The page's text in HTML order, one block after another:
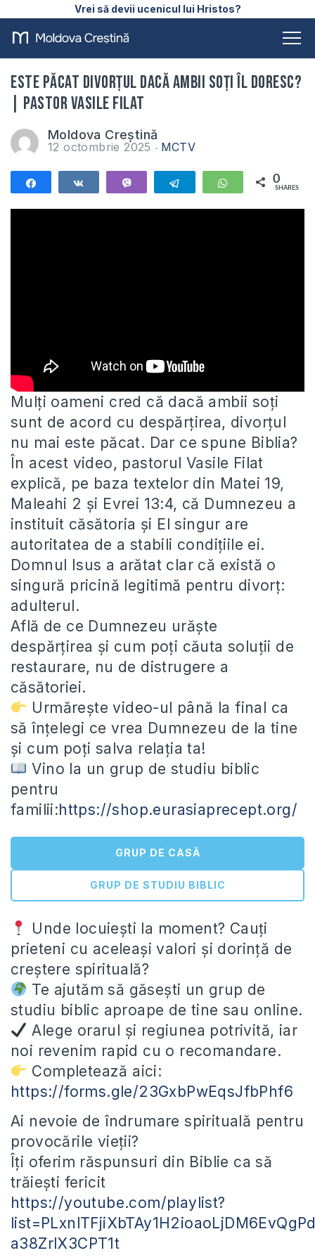
Vrei să devii ucenicul lui Hristos?
Este păcat divorțul dacă ambii soți îl doresc?
| Pastor Vasile Filat
Moldova Creștină
12 octombrie 2025 MCTV
Telegram WhatsApp
0
SHARES
Mulți oameni cred că dacă ambii soți
sunt de acord cu despărțirea, divorțul
nu mai este păcat. Dar ce spune Biblia?
În acest video, pastorul Vasile Filat
explică, pe baza textelor din Matei 19,
Maleahi 2 și Evrei 13:4, că Dumnezeu a
instituit căsătoria și El singur are
autoritatea de a stabili condițiile ei.
Domnul Isus a arătat clar că există o
singură pricină legitimă pentru divorț:
adulterul.
Află de ce Dumnezeu urăște
despărțirea și cum poți căuta soluții de
restaurare, nu de distrugere a
căsătoriei.
Urmărește video-ul până la final ca
să înțelegi ce vrea Dumnezeu de la tine
și cum poți salva relația ta!
Vino la un grup de studiu biblic
pentru
familii:https://shop.eurasiaprecept.org/
GRUP DE CASĂ
GRUP DE STUDIU BIBLIC
Unde locuiești la moment? Cauți
prieteni cu aceleași valori și dorință de
creștere spirituală?
Te ajutăm să găsești un grup de
studiu biblic aproape de tine sau online.
Alege orarul și regiunea potrivită, iar
noi revenim rapid cu o recomandare.
Completează aici:
https://forms.gle/23GxbPwEqsJfbPhf6
Ai nevoie de îndrumare spirituală pentru
provocările vieții?
Îți oferim răspunsuri din Biblie ca să
trăiești fericit
https://youtube.com/playlist?
a38ZrlX3CPT1t